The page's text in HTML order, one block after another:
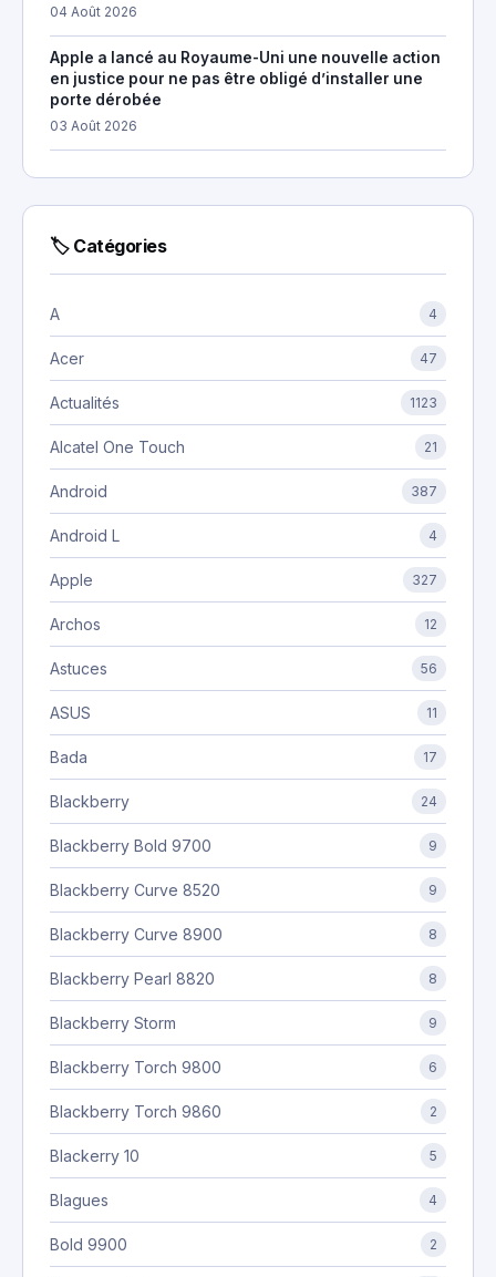
04 Août 2026
Apple a lancé au Royaume-Uni une nouvelle action
en justice pour ne pas être obligé d’installer une
porte dérobée
03 Août 2026
🏷 Catégories
A 4
Acer 47
Actualités 1123
Alcatel One Touch 21
Android 387
Android L 4
Apple 327
Archos 12
Astuces 56
ASUS 11
Bada 17
Blackberry 24
Blackberry Bold 9700 9
Blackberry Curve 8520 9
Blackberry Curve 8900 8
Blackberry Pearl 8820 8
Blackberry Storm 9
Blackberry Torch 9800 6
Blackberry Torch 9860 2
Blackerry 10 5
Blagues 4
Bold 9900 2